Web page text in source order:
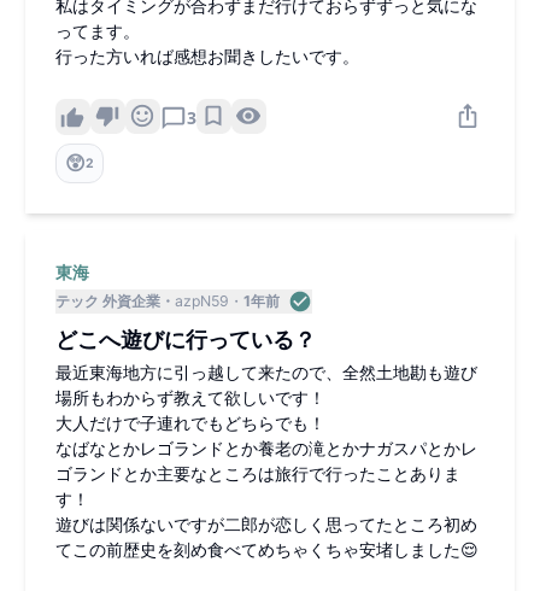
私はタイミングが合わずまだ行けておらずずっと気にな
ってます。
行った方いれば感想お聞きしたいです。
3
😲2
東海
テック 外資企業 azpN59 1年前
どこへ遊びに行っている？
最近東海地方に引っ越して来たので、全然土地勘も遊び
場所もわからず教えて欲しいです！
大人だけで子連れでもどちらでも！
なばなとかレゴランドとか養老の滝とかナガスパとかレ
ゴランドとか主要なところは旅行で行ったことありま
す！
遊びは関係ないですが二郎が恋しく思ってたところ初め
てこの前歴史を刻め食べてめちゃくちゃ安堵しました😌